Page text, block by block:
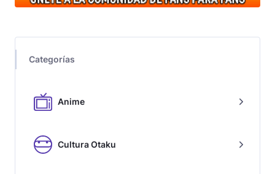
Categorías
Anime
Cultura Otaku